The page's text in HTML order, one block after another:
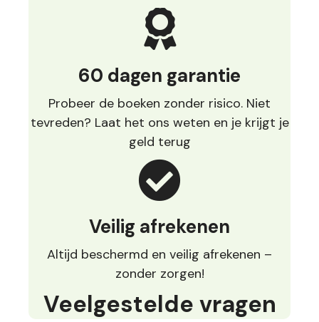
60 dagen garantie
Probeer de boeken zonder risico. Niet
tevreden? Laat het ons weten en je krijgt je
geld terug
Veilig afrekenen
Altijd beschermd en veilig afrekenen –
zonder zorgen!
Veelgestelde vragen